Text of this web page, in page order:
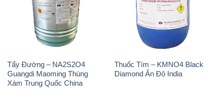
Tẩy Đường – NA2S2O4
Guangdi Maoming Thùng
Xám Trung Quốc China
Thuốc Tím – KMNO4 Black
Diamond Ấn Độ India